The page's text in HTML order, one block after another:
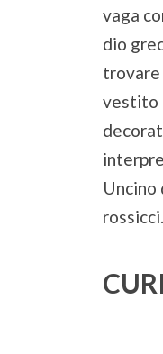
vaga
dio
trovare
vestito
Uncino